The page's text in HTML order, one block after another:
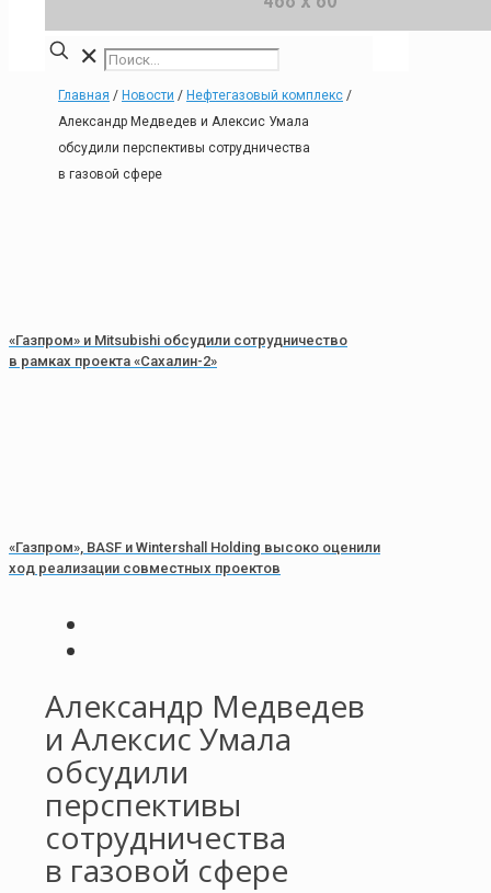
✕
Главная / Новости / Нефтегазовый комплекс /
Александр Медведев и Алексис Умала
обсудили перспективы сотрудничества
в газовой сфере
«Газпром» и Mitsubishi обсудили сотрудничество
в рамках проекта «Сахалин-2»
«Газпром», BASF и Wintershall Holding высоко оценили
ход реализации совместных проектов
Александр Медведев
и Алексис Умала
обсудили
перспективы
сотрудничества
в газовой сфере